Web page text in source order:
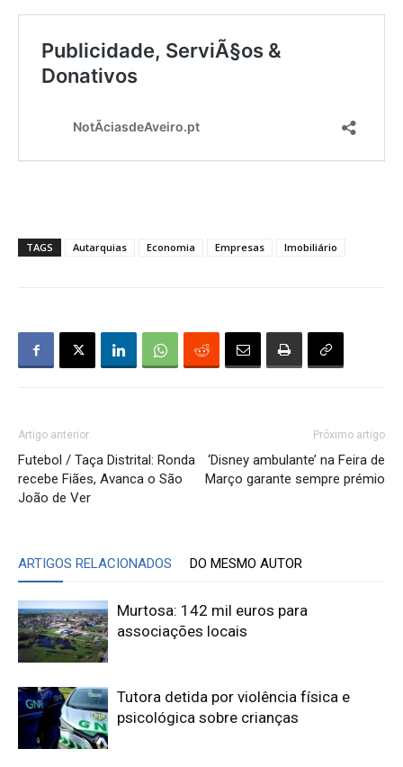
TAGS Autarquias Economia Empresas Imobiliário
Artigo anterior
Futebol / Taça Distrital: Ronda
recebe Fiães, Avanca o São
João de Ver
Próximo artigo
‘Disney ambulante’ na Feira de
Março garante sempre prémio
ARTIGOS RELACIONADOS DO MESMO AUTOR
Murtosa: 142 mil euros para
associações locais
Tutora detida por violência física e
psicológica sobre crianças